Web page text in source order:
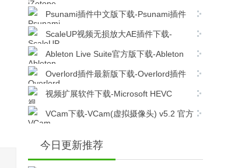
iZotope RX 8 Audio Editor Advancedv8.0.0
官方版下载
Psunami插件中文版下载-Psunami插件
v1.4 破解版下载
ScaleUP视频无损放大AE插件下载-
ScaleUP插件 v1.0 最新版下载
Ableton Live Suite官方版下载-Ableton
Live Suite v12.1.10中文版下载
Overlord插件最新版下载-Overlord插件
v1.22 中文版下载
视频扩展软件下载-Microsoft HEVC
Video Extensions(视频扩展应用) V2.0.61931
官方版下载
VCam下载-VCam(虚拟摄像头) v5.2 官方
今日更新推荐